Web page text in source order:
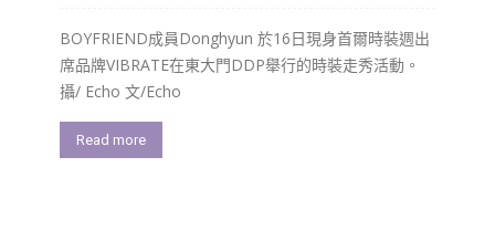
BOYFRIEND成員Donghyun 於16日現身首爾時裝週出
席品牌VIBRATE在東大門DDP舉行的時裝走秀活動。
攝/ Echo 文/Echo
Read more